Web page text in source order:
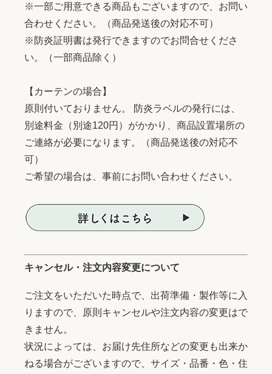
※一部ご用意できる商品もございますので、お問い
合わせください。（商品発送後の対応不可）
※防炎証明書は発行できますのでお問合せくださ
い。（一部商品除く）
【カーテンの場合】
原則付いておりません。 防炎ラベルの発行には、
別途料金（別途120円）がかかり、商品設置場所の
ご連絡が必要になります。（商品発送後の対応不
可）
ご希望の場合は、事前にお問い合わせください。
キャンセル・注文内容変更について
ご注文をいただいた時点で、出荷準備・製作等に入
りますので、原則キャンセルや注文内容の変更はで
きません。
状況によっては、お届け先住所などの変更も出来か
ねる場合がございますので、サイズ・品番・色・住